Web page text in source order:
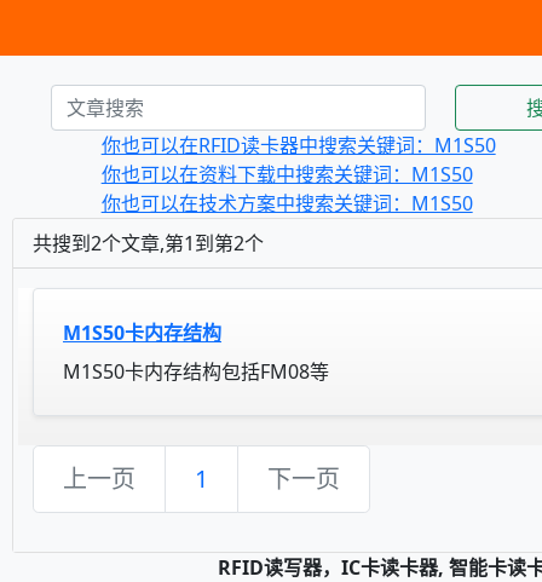
你也可以在RFID读卡器中搜索关键词：M1S50
你也可以在资料下载中搜索关键词：M1S50
你也可以在技术方案中搜索关键词：M1S50
共搜到2个文章,第1到第2个
M1S50卡内存结构
M1S50卡内存结构包括FM08等
上一页 1 下一页
RFID读写器，IC卡读卡器, 智能卡读